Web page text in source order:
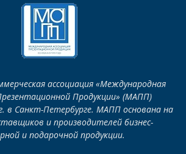
ассоциация «Международная
Продукции» (МАПП)
в Санкт-Петербурге. МАПП основана на
и производителей бизнес-
и подарочной продукции.